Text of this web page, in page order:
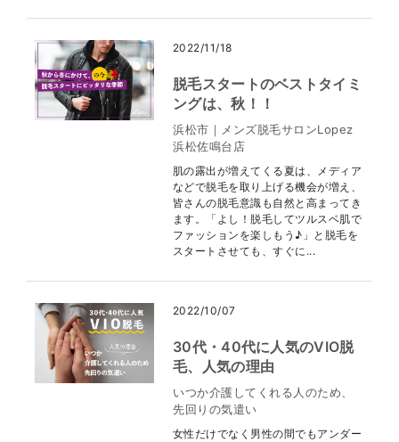
2022/11/18
脱毛スタートのベストタイミ
ングは、秋！！
浜松市｜メンズ脱毛サロンLopez
浜松佐鳴台店
肌の露出が増えてくる夏は、メディア
などで脱毛を取り上げる機会が増え、
皆さんの脱毛意識も自然と高まってき
ます。「よし！脱毛してツルスベ肌で
ファッションを楽しもう♪」と脱毛を
スタートさせても、すぐに...
2022/10/07
30代・40代に人気のVIO脱
毛、人気の理由
いつか介護してくれる人のため、
先回りの気遣い
女性だけでなく男性の間でもアンダー